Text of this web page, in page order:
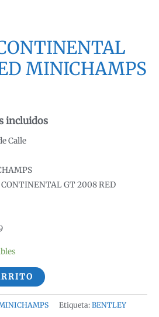
MINICHAMPS
incluidos
Calle
GT 2008 RED
Etiqueta: BENTLEY